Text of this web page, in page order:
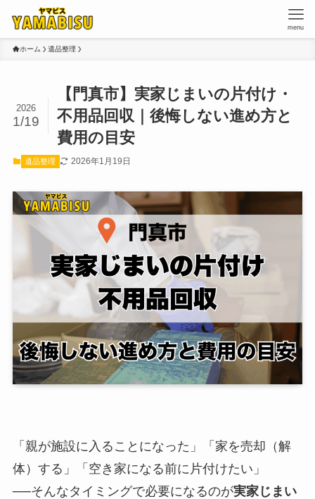
menu
ホーム 遺品整理
【門真市】実家じまいの片付け・
不用品回収｜後悔しない進め方と
費用の目安
2026
1/19
遺品整理 2026年1月19日
「親が施設に入ることになった」「家を売却（解
体）する」「空き家になる前に片付けたい」
──そんなタイミングで必要になるのが実家じまい